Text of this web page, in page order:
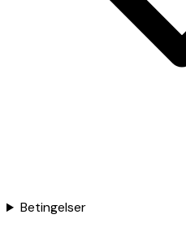
Betingelser